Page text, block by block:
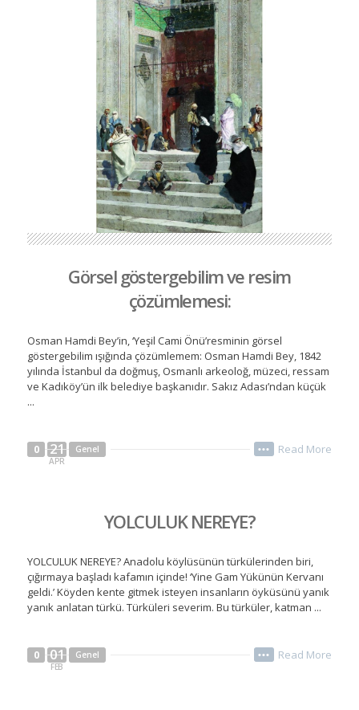
Görsel göstergebilim ve resim
çözümlemesi:
Osman Hamdi Bey’in, ‘Yeşil Cami Önü’resminin görsel
göstergebilim ışığında çözümlemem: Osman Hamdi Bey, 1842
yılında İstanbul da doğmuş, Osmanlı arkeoloğ, müzeci, ressam
ve Kadıköy’ün ilk belediye başkanıdır. Sakız Adası’ndan küçük
...
0 21
APR
Genel Read More
•••
YOLCULUK NEREYE?
YOLCULUK NEREYE? Anadolu köylüsünün türkülerinden biri,
çığırmaya başladı kafamın içinde! ‘Yine Gam Yükünün Kervanı
geldi.’ Köyden kente gitmek isteyen insanların öyküsünü yanık
yanık anlatan türkü. Türküleri severim. Bu türküler, katman ...
0 01
FEB
Genel Read More
•••